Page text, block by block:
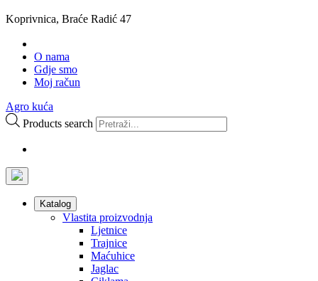
Koprivnica, Braće Radić 47
O nama
Gdje smo
Moj račun
Agro kuća
Products search
Katalog
Vlastita proizvodnja
Ljetnice
Trajnice
Maćuhice
Jaglac